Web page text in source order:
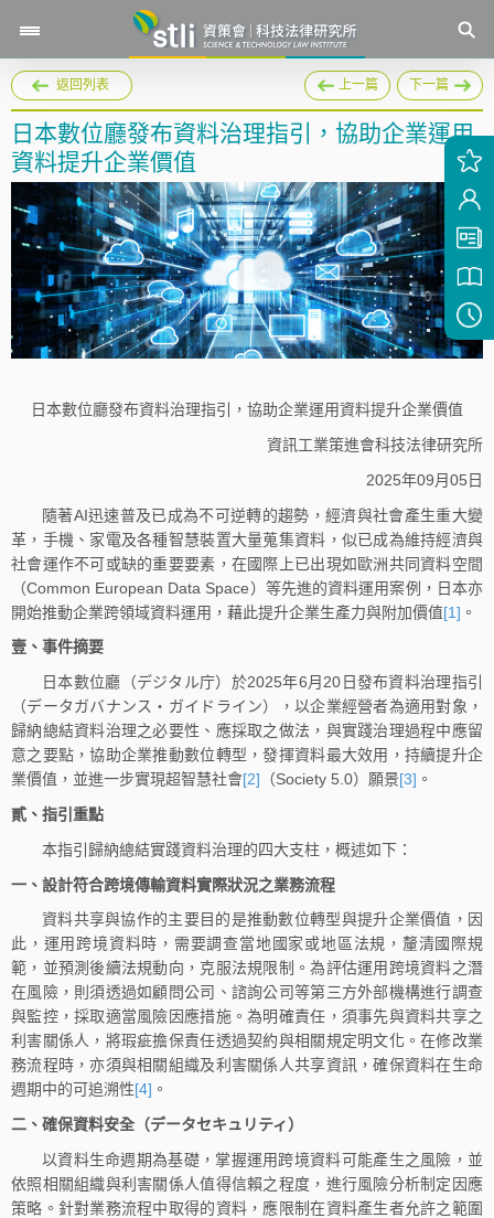
返回列表 上一篇 下一篇
日本數位廳發布資料治理指引，協助企業運用
資料提升企業價值
日本數位廳發布資料治理指引，協助企業運用資料提升企業價值
資訊工業策進會科技法律研究所
2025年09月05日
隨著AI迅速普及已成為不可逆轉的趨勢，經濟與社會產生重大變
革，手機、家電及各種智慧裝置大量蒐集資料，似已成為維持經濟與
社會運作不可或缺的重要要素，在國際上已出現如歐洲共同資料空間
（Common European Data Space）等先進的資料運用案例，日本亦
開始推動企業跨領域資料運用，藉此提升企業生產力與附加價值[1] 。
壹、事件摘要
日本數位廳（デジタル庁）於2025年6月20日發布資料治理指引
（データガバナンス・ガイドライン），以企業經營者為適用對象，
歸納總結資料治理之必要性、應採取之做法，與實踐治理過程中應留
意之要點，協助企業推動數位轉型，發揮資料最大效用，持續提升企
業價值，並進一步實現超智慧社會[2] （Society 5.0）願景[3] 。
貳、指引重點
本指引歸納總結實踐資料治理的四大支柱，概述如下：
一、設計符合跨境傳輸資料實際狀況之業務流程
資料共享與協作的主要目的是推動數位轉型與提升企業價值，因
此，運用跨境資料時，需要調查當地國家或地區法規，釐清國際規
範，並預測後續法規動向，克服法規限制。為評估運用跨境資料之潛
在風險，則須透過如顧問公司、諮詢公司等第三方外部機構進行調查
與監控，採取適當風險因應措施。為明確責任，須事先與資料共享之
利害關係人，將瑕疵擔保責任透過契約與相關規定明文化。在修改業
務流程時，亦須與相關組織及利害關係人共享資訊，確保資料在生命
週期中的可追溯性[4] 。
二、確保資料安全（データセキュリティ）
以資料生命週期為基礎，掌握運用跨境資料可能產生之風險，並
依照相關組織與利害關係人值得信賴之程度，進行風險分析制定因應
策略。針對業務流程中取得的資料，應限制在資料產生者允許之範圍